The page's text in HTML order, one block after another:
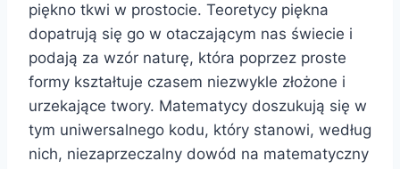
piękno tkwi w prostocie. Teoretycy piękna
dopatrują się go w otaczającym nas świecie i
podają za wzór naturę, która poprzez proste
formy kształtuje czasem niezwykle złożone i
urzekające twory. Matematycy doszukują się w
tym uniwersalnego kodu, który stanowi, według
nich, niezaprzeczalny dowód na matematyczny